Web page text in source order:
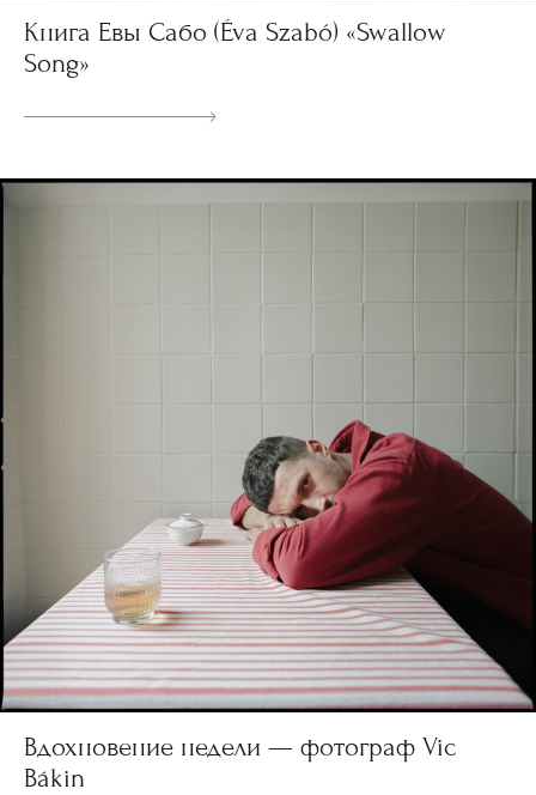
Книга Евы Сабо (Éva Szabó) «Swallow
Song»
Вдохновение недели — фотограф Vic
Bákin